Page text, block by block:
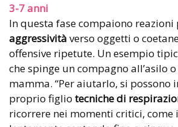
3-7 anni
In questa fase compaiono
aggressività verso oggetti o
offensive ripetute. Un esempio
che spinge un compagno all’asilo
mamma. “Per aiutarlo, si possono
proprio figlio tecniche di
ricorrere nei momenti critici, come